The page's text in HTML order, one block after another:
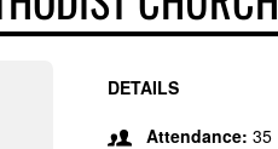
DETAILS
Attendance: 35